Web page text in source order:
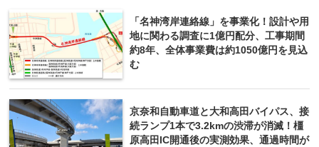
「名神湾岸連絡線」を事業化！設計や用
地に関わる調査に1億円配分、工事期間
約8年、全体事業費は約1050億円を見込
む
京奈和自動車道と大和高田バイパス、接
続ランプ1本で3.2kmの渋滞が消滅！橿
原高田IC開通後の実測効果、通過時間が